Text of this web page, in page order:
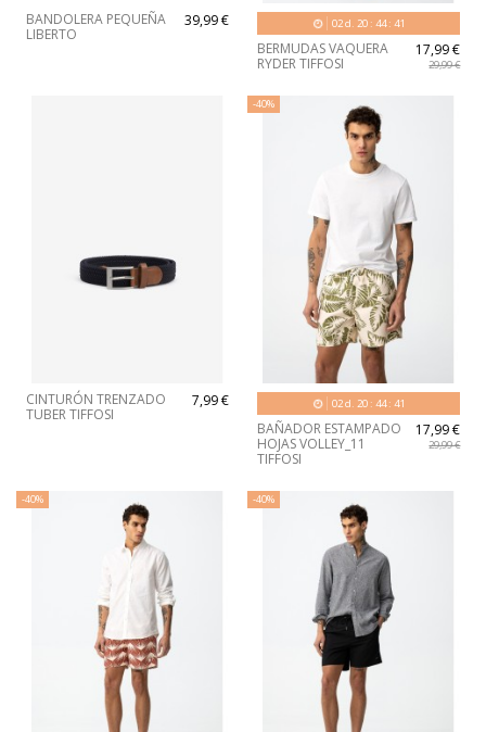
BANDOLERA PEQUEÑA
LIBERTO
39,99 € 02d. 20: 44: 40
BERMUDAS VAQUERA
RYDER TIFFOSI
17,99 €
29,99 €
CINTURÓN TRENZADO
TUBER TIFFOSI
7,99 €
-40%
02d. 20: 44: 40
BAÑADOR ESTAMPADO
HOJAS VOLLEY_11
TIFFOSI
17,99 €
29,99 €
-40% -40%